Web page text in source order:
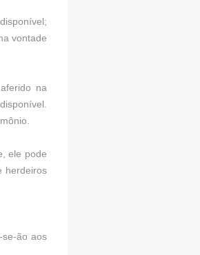
vontade
na
ele pode
herdeiros
ão aos